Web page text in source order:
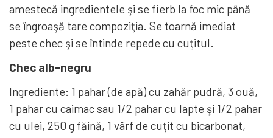
amestecă ingredientele şi se fierb la foc mic până
se îngroaşă tare compoziţia. Se toarnă imediat
peste chec şi se întinde repede cu cuţitul.
Chec alb-negru
Ingrediente: 1 pahar (de apă) cu zahăr pudră, 3 ouă,
1 pahar cu caimac sau 1/2 pahar cu lapte şi 1/2 pahar
cu ulei, 250 g făină, 1 vârf de cuţit cu bicarbonat,